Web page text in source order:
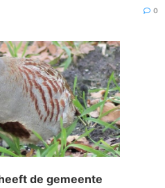
0
de gemeente